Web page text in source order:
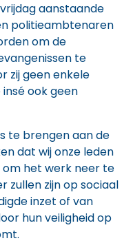
aanstaande
politieambtenaren
om de
te
zij geen enkele
ook geen
te brengen aan de
dat wij onze leden
het werk neer te
zullen zijn op sociaal
inzet of van
hun veiligheid op